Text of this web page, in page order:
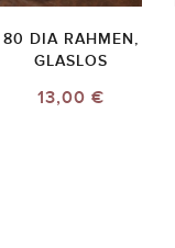
80 DIA RAHMEN,
GLASLOS
13,00 €